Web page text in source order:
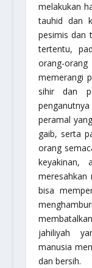
melakukan
tauhid dan
pesimis dan
tertentu,
orang-
memerangi
sihir dan
peramal
gaib, serta
orang
keyakinan,
meresahkan
bisa
jahiliyah
manusia
dan bersih.